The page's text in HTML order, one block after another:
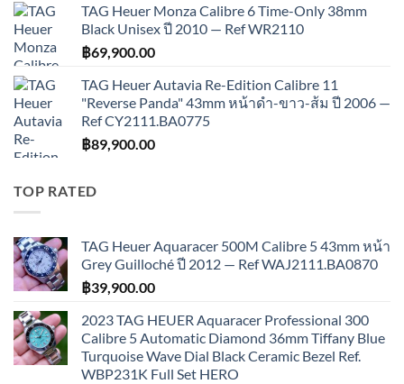
TAG Heuer Monza Calibre 6 Time-Only 38mm
Black Unisex ปี 2010 — Ref WR2110
฿69,900.00
TAG Heuer Autavia Re-Edition Calibre 11
"Reverse Panda" 43mm หน้าดำ-ขาว-ส้ม ปี 2006 —
Ref CY2111.BA0775
฿89,900.00
TOP RATED
TAG Heuer Aquaracer 500M Calibre 5 43mm หน้า
Grey Guilloché ปี 2012 — Ref WAJ2111.BA0870
฿39,900.00
2023 TAG HEUER Aquaracer Professional 300
Calibre 5 Automatic Diamond 36mm Tiffany Blue
Turquoise Wave Dial Black Ceramic Bezel Ref.
WBP231K Full Set HERO